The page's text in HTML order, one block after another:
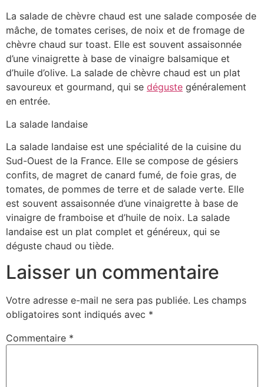
La salade de chèvre chaud est une salade composée de
mâche, de tomates cerises, de noix et de fromage de
chèvre chaud sur toast. Elle est souvent assaisonnée
d’une vinaigrette à base de vinaigre balsamique et
d’huile d’olive. La salade de chèvre chaud est un plat
savoureux et gourmand, qui se déguste généralement
en entrée.
La salade landaise
La salade landaise est une spécialité de la cuisine du
Sud-Ouest de la France. Elle se compose de gésiers
confits, de magret de canard fumé, de foie gras, de
tomates, de pommes de terre et de salade verte. Elle
est souvent assaisonnée d’une vinaigrette à base de
vinaigre de framboise et d’huile de noix. La salade
landaise est un plat complet et généreux, qui se
déguste chaud ou tiède.
Laisser un commentaire
Votre adresse e-mail ne sera pas publiée. Les champs
obligatoires sont indiqués avec *
Commentaire *